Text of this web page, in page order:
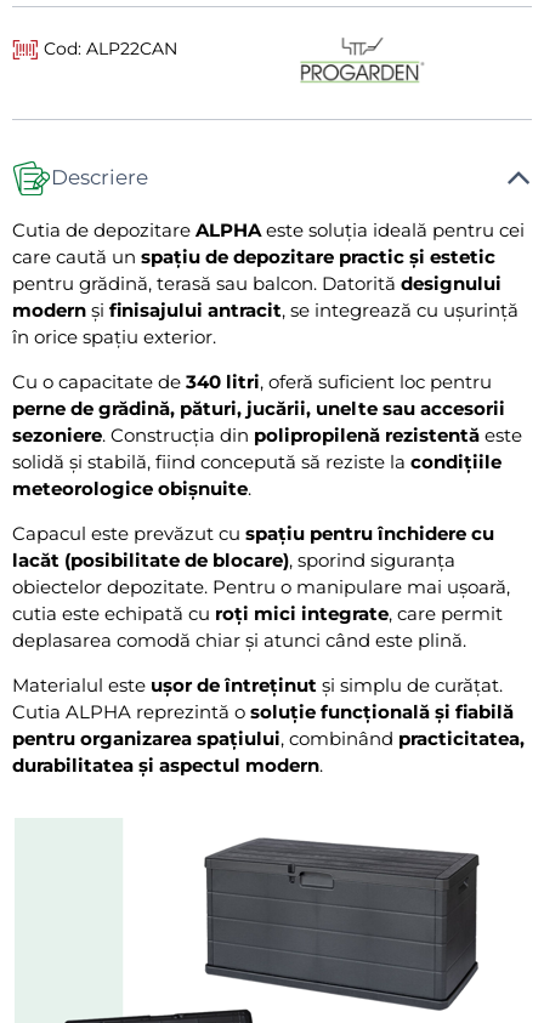
Cod: ALP22CAN
Descriere
Cutia de depozitare ALPHA este soluția ideală pentru cei
care caută un spațiu de depozitare practic și estetic
pentru grădină, terasă sau balcon. Datorită designului
modern și finisajului antracit, se integrează cu ușurință
în orice spațiu exterior.
Cu o capacitate de 340 litri, oferă suficient loc pentru
perne de grădină, pături, jucării, unelte sau accesorii
sezoniere. Construcția din polipropilenă rezistentă este
solidă și stabilă, fiind concepută să reziste la condițiile
meteorologice obișnuite.
Capacul este prevăzut cu spațiu pentru închidere cu
lacăt (posibilitate de blocare), sporind siguranța
obiectelor depozitate. Pentru o manipulare mai ușoară,
cutia este echipată cu roți mici integrate, care permit
deplasarea comodă chiar și atunci când este plină.
Materialul este ușor de întreținut și simplu de curățat.
Cutia ALPHA reprezintă o soluție funcțională și fiabilă
pentru organizarea spațiului, combinând practicitatea,
durabilitatea și aspectul modern.